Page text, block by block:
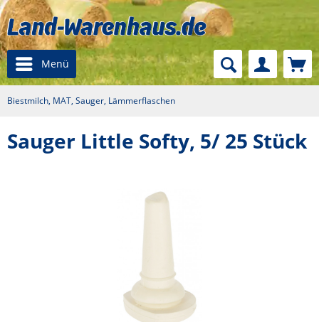
Menü
Biestmilch, MAT, Sauger, Lämmerflaschen
Sauger Little Softy, 5/ 25 Stück